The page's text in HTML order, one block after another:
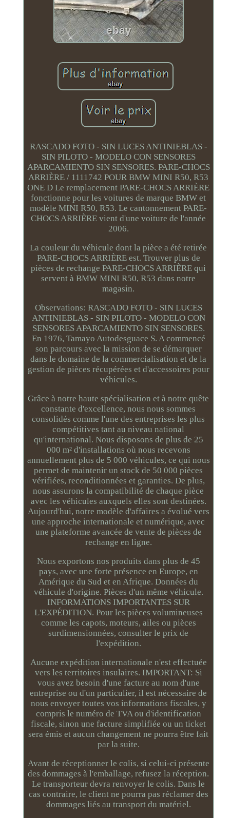
RASCADO FOTO - SIN LUCES ANTINIEBLAS -
SIN PILOTO - MODELO CON SENSORES
APARCAMIENTO SIN SENSORES. PARE-CHOCS
ARRIÈRE / 1111742 POUR BMW MINI R50, R53
ONE D Le remplacement PARE-CHOCS ARRIÈRE
fonctionne pour les voitures de marque BMW et
modèle MINI R50, R53. Le cantonnement PARE-
CHOCS ARRIÈRE vient d'une voiture de l'année
2006.
La couleur du véhicule dont la pièce a été retirée
PARE-CHOCS ARRIÈRE est. Trouver plus de
pièces de rechange PARE-CHOCS ARRIÈRE qui
servent à BMW MINI R50, R53 dans notre
magasin.
Observations: RASCADO FOTO - SIN LUCES
ANTINIEBLAS - SIN PILOTO - MODELO CON
SENSORES APARCAMIENTO SIN SENSORES.
En 1976, Tamayo Autodesguace S. A commencé
son parcours avec la mission de se démarquer
dans le domaine de la commercialisation et de la
gestion de pièces récupérées et d'accessoires pour
véhicules.
Grâce à notre haute spécialisation et à notre quête
constante d'excellence, nous nous sommes
consolidés comme l'une des entreprises les plus
compétitives tant au niveau national
qu'international. Nous disposons de plus de 25
000 m² d'installations où nous recevons
annuellement plus de 5 000 véhicules, ce qui nous
permet de maintenir un stock de 50 000 pièces
vérifiées, reconditionnées et garanties. De plus,
nous assurons la compatibilité de chaque pièce
avec les véhicules auxquels elles sont destinées.
Aujourd'hui, notre modèle d'affaires a évolué vers
une approche internationale et numérique, avec
une plateforme avancée de vente de pièces de
rechange en ligne.
Nous exportons nos produits dans plus de 45
pays, avec une forte présence en Europe, en
Amérique du Sud et en Afrique. Données du
véhicule d'origine. Pièces d'un même véhicule.
INFORMATIONS IMPORTANTES SUR
L'EXPÉDITION. Pour les pièces volumineuses
comme les capots, moteurs, ailes ou pièces
surdimensionnées, consulter le prix de
l'expédition.
Aucune expédition internationale n'est effectuée
vers les territoires insulaires. IMPORTANT: Si
vous avez besoin d'une facture au nom d'une
entreprise ou d'un particulier, il est nécessaire de
nous envoyer toutes vos informations fiscales, y
compris le numéro de TVA ou d'identification
fiscale, sinon une facture simplifiée ou un ticket
sera émis et aucun changement ne pourra être fait
par la suite.
Avant de réceptionner le colis, si celui-ci présente
des dommages à l'emballage, refusez la réception.
Le transporteur devra renvoyer le colis. Dans le
cas contraire, le client ne pourra pas réclamer des
dommages liés au transport du matériel.